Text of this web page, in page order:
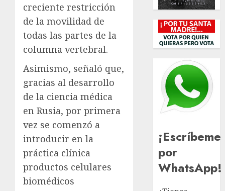
creciente restricción
de la movilidad de
todas las partes de la
columna vertebral.
Asimismo, señaló que,
gracias al desarrollo
de la ciencia médica
en Rusia, por primera
vez se comenzó a
introducir en la
práctica clínica
productos celulares
biomédicos
¡Escríbeme
por
WhatsApp!